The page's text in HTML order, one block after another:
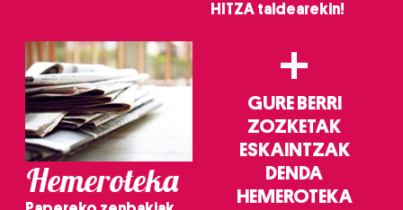
HITZA taldearekin!
Hemeroteka
+
GURE BERRI
ZOZKETAK
ESKAINTZAK
DENDA
HEMEROTEKA